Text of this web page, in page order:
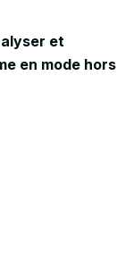
et
en mode hors